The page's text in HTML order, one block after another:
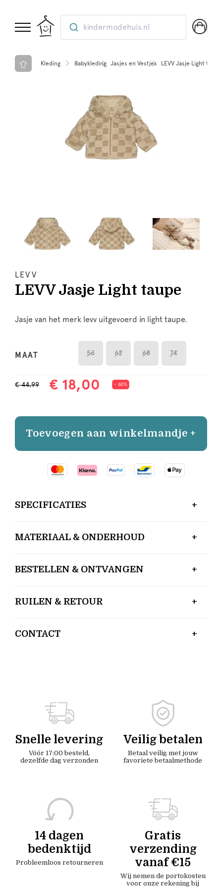
kindermodehuis.nl
Kleding Babykleding Jasjes en Vestjes LEVV Jasje Light taupe
LEVV
LEVV Jasje Light taupe
Jasje van het merk levv uitgevoerd in light taupe.
MAAT 56 62 68 74
€ 44,99 € 18,00 - 60%
Toevoegen aan winkelmandje +
SPECIFICATIES
MATERIAAL & ONDERHOUD
BESTELLEN & ONTVANGEN
RUILEN & RETOUR
CONTACT
Snelle levering
Vóór 17:00 besteld,
dezelfde dag verzonden
Veilig betalen
Betaal veilig met jouw
favoriete betaalmethode
14 dagen
bedenktijd
Probleemloos retourneren
Gratis
verzending
vanaf €15
Wij nemen de portokosten
voor onze rekening bij